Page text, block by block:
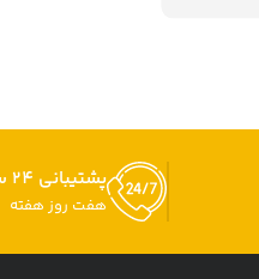
پشتیبانی 24 ساعته
هفت روز هفته